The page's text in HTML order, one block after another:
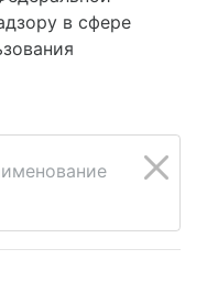
в сфере